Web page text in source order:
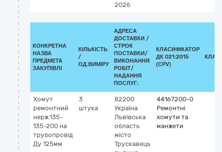
2026
КОНКРЕТНА
НАЗВА
ПРЕДМЕТА
ЗАКУПІВЛІ
КІЛЬКІСТЬ
/
ОД.ВИМІРУ
АДРЕСА
ДОСТАВКИ /
СТРОК
ПОСТАВКИ/
ВИКОНАННЯ
РОБІТ/
НАДАННЯ
ПОСЛУГ:
КЛАСИФІКАТОР
ДК 021:2015
(CPV)
Хомут
ремонтний
нерж.135-
135-200 на
трубопровід
Ду 125мм
3
штука
82200
Україна
Львівська
область
місто
Трускавець
44167200-0
Ремонтні
хомути та
манжети